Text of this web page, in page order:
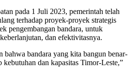
pada 1 Juli 2023, pemerintah telah
terhadap proyek-proyek strategis
pengembangan bandara, untuk
dan efektivitasnya.
bahwa bandara yang kita bangun benar-
kebutuhan dan kapasitas Timor-Leste,”